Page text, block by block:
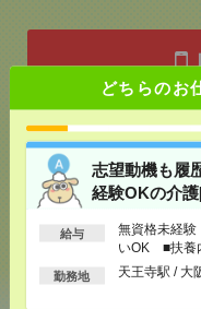
どちらのお
志望動機も履
経験OKの介
給与
無資格未経
いOK ■扶養
以上
勤務地 天王寺駅 / 大
気になる！
シェア